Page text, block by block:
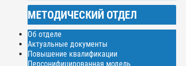
МЕТОДИЧЕСКИЙ ОТДЕЛ
Об отделе
Актуальные документы
Повышение квалификации
Персонифицированная модель